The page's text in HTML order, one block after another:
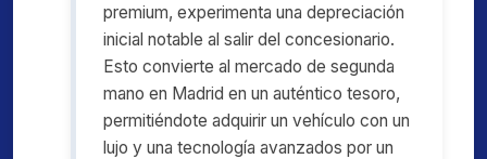
premium, experimenta una depreciación
inicial notable al salir del concesionario.
Esto convierte al mercado de segunda
mano en Madrid en un auténtico tesoro,
permitiéndote adquirir un vehículo con un
lujo y una tecnología avanzados por un